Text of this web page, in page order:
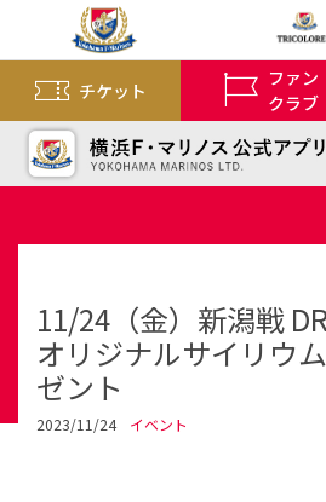
チケット
ファン
クラブ
11/24（金）新潟戦
オリジナルサイリウ
ゼント
2023/11/24 イベント